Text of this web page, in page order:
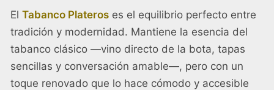
El Tabanco Plateros es el equilibrio perfecto entre
tradición y modernidad. Mantiene la esencia del
tabanco clásico —vino directo de la bota, tapas
sencillas y conversación amable—, pero con un
toque renovado que lo hace cómodo y accesible